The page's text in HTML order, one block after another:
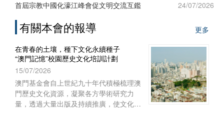
首屆宗教中國化濠江峰會促文明交流互鑑
24/07/2026
有關本會的報導
更多
在青春的土壤，種下文化永續種子
“澳門記憶”校園歷史文化培訓計劃
15/07/2026
澳門基金會自上世紀九十年代積極梳理澳
門歷史文化資源，凝聚各方學術研究力
量，透過大量出版及持續推廣，使文化保